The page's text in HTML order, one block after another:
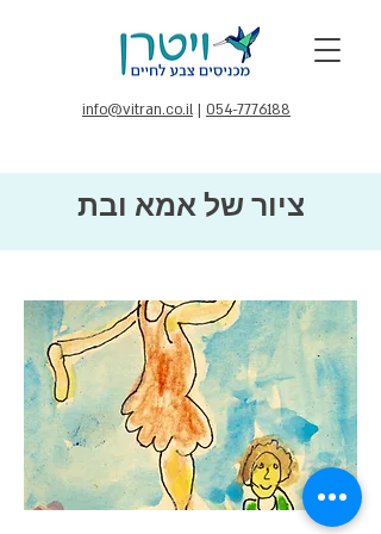
info@vitran.co.il | 054-7776188
ציור של אמא ובת